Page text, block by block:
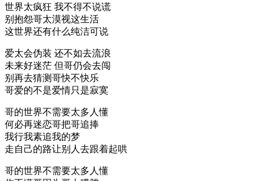
世界太疯狂 我不得不说谎
别抱怨哥太漠视这生活
这世界还有什么纯洁可说
爱太会伪装 还不如去流浪
未来好迷茫 但哥仍会去闯
别再去猜测哥快不快乐
哥爱的不是爱情只是寂寞
哥的世界不需要太多人懂
何必再迷恋哥把哥追捧
我行我素追我的梦
走自己的路让别人去跟着起哄
哥的世界不需要太多人懂